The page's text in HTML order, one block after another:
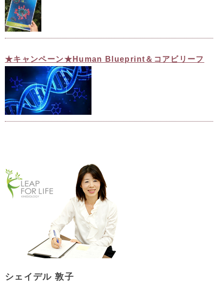
★キャンペーン★Human Blueprint＆コアビリーフ
シェイデル 敦子